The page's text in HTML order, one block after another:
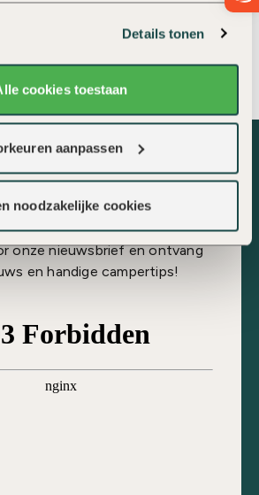
Details tonen
cookies toestaan
aanpassen
noodzakelijke cookies
voor de nieuwsbrief
onze nieuwsbrief en ontvang
en handige campertips!